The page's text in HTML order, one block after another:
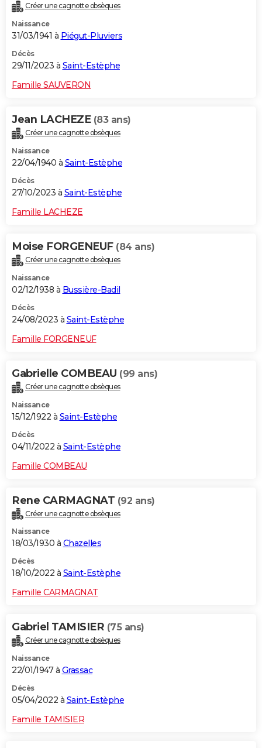
Créer une cagnotte obsèques
Naissance
31/03/1941 à Piégut-Pluviers
Décès
29/11/2023 à Saint-Estèphe
Famille SAUVERON
Jean LACHEZE (83 ans)
Créer une cagnotte obsèques
Naissance
22/04/1940 à Saint-Estèphe
Décès
27/10/2023 à Saint-Estèphe
Famille LACHEZE
Moise FORGENEUF (84 ans)
Créer une cagnotte obsèques
Naissance
02/12/1938 à Bussière-Badil
Décès
24/08/2023 à Saint-Estèphe
Famille FORGENEUF
Gabrielle COMBEAU (99 ans)
Créer une cagnotte obsèques
Naissance
15/12/1922 à Saint-Estèphe
Décès
04/11/2022 à Saint-Estèphe
Famille COMBEAU
Rene CARMAGNAT (92 ans)
Créer une cagnotte obsèques
Naissance
18/03/1930 à Chazelles
Décès
18/10/2022 à Saint-Estèphe
Famille CARMAGNAT
Gabriel TAMISIER (75 ans)
Créer une cagnotte obsèques
Naissance
22/01/1947 à Grassac
Décès
05/04/2022 à Saint-Estèphe
Famille TAMISIER